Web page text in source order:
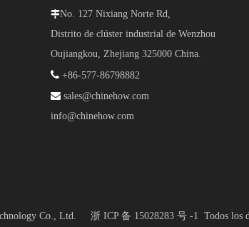
No. 127 Nixiang Norte Rd,
Distrito de clúster industrial de Wenzhou
Oujiangkou, Zhejiang 325000 China.
 +86-577-86798882
 sales@chinehow.com
info@chinehow.com
Co., Ltd. 浙 ICP 备 15028283 号 -1 Todos los